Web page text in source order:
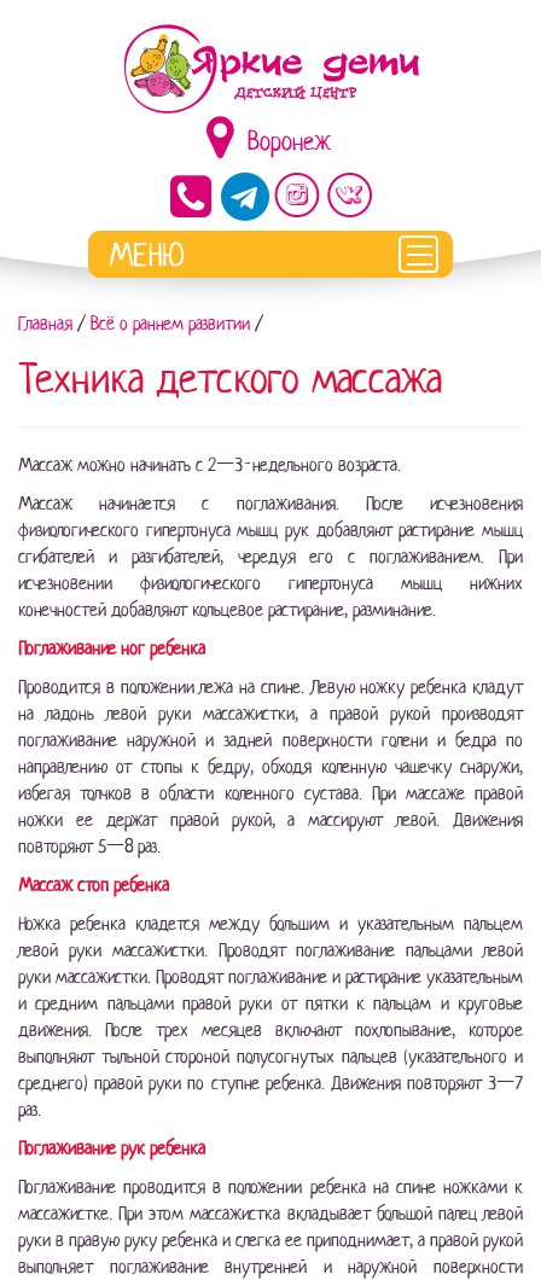
Воронеж
Главная / Всё о раннем развитии /
Техника детского массажа
Массаж можно начинать с 2—3-недельного возраста.
Массаж начинается с поглаживания. После исчезновения
физиологического гипертонуса мышц рук добавляют растирание мышц
сгибателей и разгибателей, чередуя его с поглаживанием. При
исчезновении физиологического гипертонуса мышц нижних
конечностей добавляют кольцевое растирание, разминание.
Поглаживание ног ребенка
Проводится в положении лежа на спине. Левую ножку ребенка кладут
на ладонь левой руки массажистки, а правой рукой производят
поглаживание наружной и задней поверхности голени и бедра по
направлению от стопы к бедру, обходя коленную чашечку снаружи,
избегая толчков в области коленного сустава. При массаже правой
ножки ее держат правой рукой, а массируют левой. Движения
повторяют 5—8 раз.
Массаж стоп ребенка
Ножка ребенка кладется между большим и указательным пальцем
левой руки массажистки. Проводят поглаживание пальцами левой
руки массажистки. Проводят поглаживание и растирание указательным
и средним пальцами правой руки от пятки к пальцам и круговые
движения. После трех месяцев включают похлопывание, которое
выполняют тыльной стороной полусогнутых пальцев (указательного и
среднего) правой руки по ступне ребенка. Движения повторяют 3—7
раз.
Поглаживание рук ребенка
Поглаживание проводится в положении ребенка на спине ножками к
массажистке. При этом массажистка вкладывает большой палец левой
руки в правую руку ребенка и слегка ее приподнимает, а правой рукой
выполняет поглаживание внутренней и наружной поверхности